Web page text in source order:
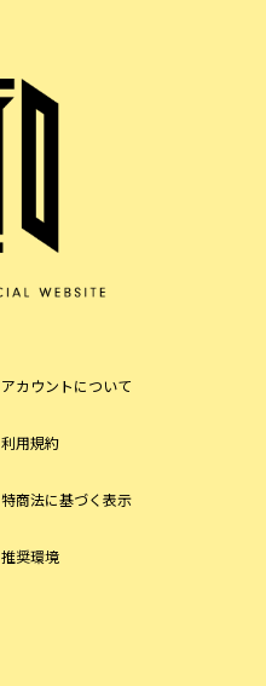
アカウントについて
利用規約
特商法に基づく表示
推奨環境